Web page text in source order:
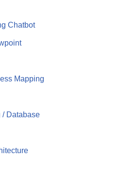
Chatbot
Mapping
/ Database